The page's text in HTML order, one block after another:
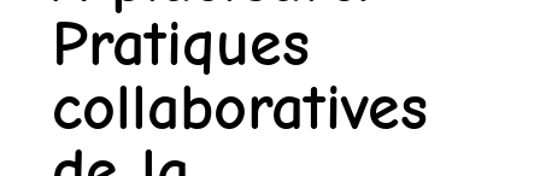
Pratiques
collaboratives